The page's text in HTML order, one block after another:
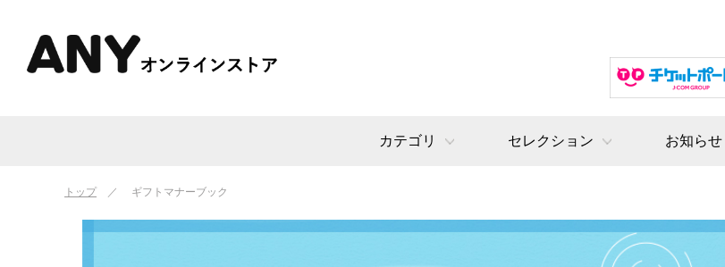
カテゴリ セレクション お知らせ
トップ ギフトマナーブック